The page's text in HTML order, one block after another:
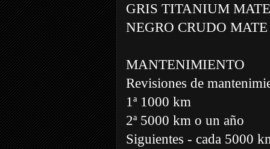
GRIS TITANIUM MATE
NEGRO CRUDO MATE
MANTENIMIENTO
Revisiones de
1ª 1000 km
2ª 5000 km o un año
Siguientes - cada 5000